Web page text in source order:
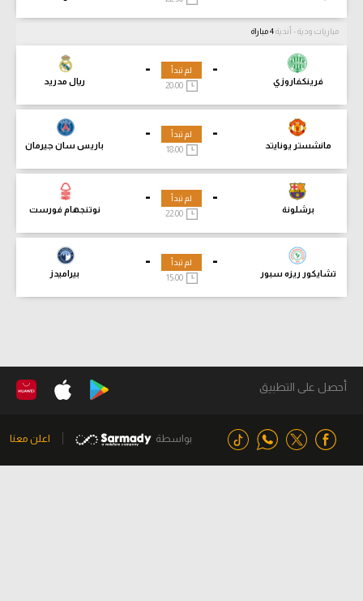
مباريات ودية - أندية
-
فرينكفاروزي
-
ريال مدريد
لم تبدأ
-
مانشستر يونايتد
-
باريس سان جيرمان
لم تبدأ
18:00
-
برشلونة
-
نوتنجهام فورست
لم تبدأ
-
تشايكور ريزه سبور
-
بيراميدز
لم تبدأ
15:00
أحصل على التطبيق
بواسطة اعلن معنا